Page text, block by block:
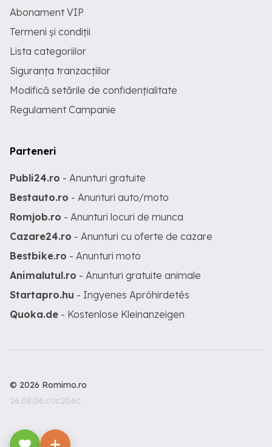
Abonament VIP
Termeni și condiții
Lista categoriilor
Siguranța tranzacțiilor
Modifică setările de confidențialitate
Regulament Campanie
Parteneri
Publi24.ro - Anunturi gratuite
Bestauto.ro - Anunturi auto/moto
Romjob.ro - Anunturi locuri de munca
Cazare24.ro - Anunturi cu oferte de cazare
Bestbike.ro - Anunturi moto
Animalutul.ro - Anunturi gratuite animale
Startapro.hu - Ingyenes Apróhirdetés
Quoka.de - Kostenlose Kleinanzeigen
© 2026 Romimo.ro
26.08.06.c0c206c